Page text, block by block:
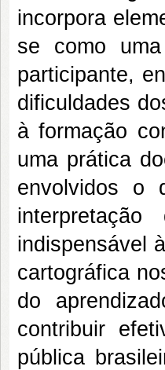
incorpora
se como
participante,
dificuldades
à formação
uma prática
envolvidos o
indispensável
cartográfica
do
contribuir
pública